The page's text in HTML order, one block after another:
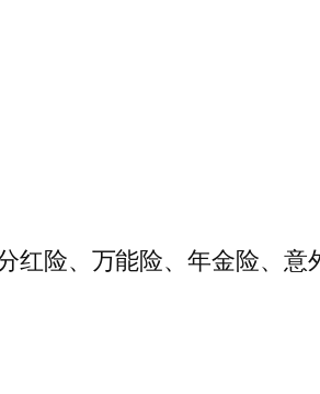
险、万能险、年金险、意